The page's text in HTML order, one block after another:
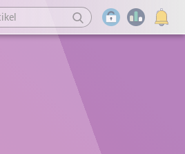
WEB KE FACEBOOK
STATISTIK PENGUNJUNG
KANTOR DESA
DESA